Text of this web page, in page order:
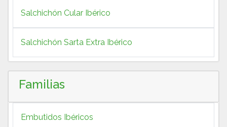
Salchichón Cular Ibérico
Salchichón Sarta Extra Ibérico
Familias
Embutidos Ibéricos